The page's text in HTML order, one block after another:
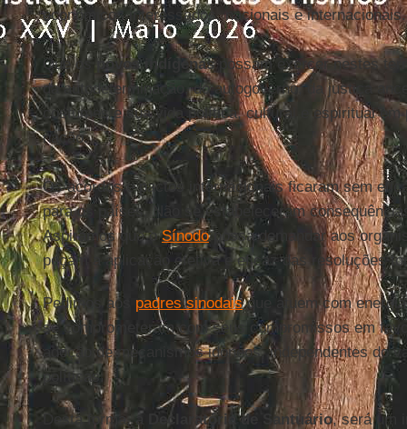
econômicos interessados, nacionais e internacionais.
Que ospovos indígenaspossam exercer nestes
da autodeterminação, do autogoverno, da justiça
costumes e sua vida política, cultural e espiritual em
nação.
Os acordos e pactos internacionais ficaram sem
para os países. Não se estabeleceram
Aspiramos que oSínodopossa demandar aos
peçam a aplicação efetiva e eficaz das resoluções
Pedimos aos padres sinodaisque atuem com
se comprometeram com seus compromissos em
adoção de mecanismos idôneos, independentes do
políticas.
Desta forma, a Declaratória de Santuário, será um